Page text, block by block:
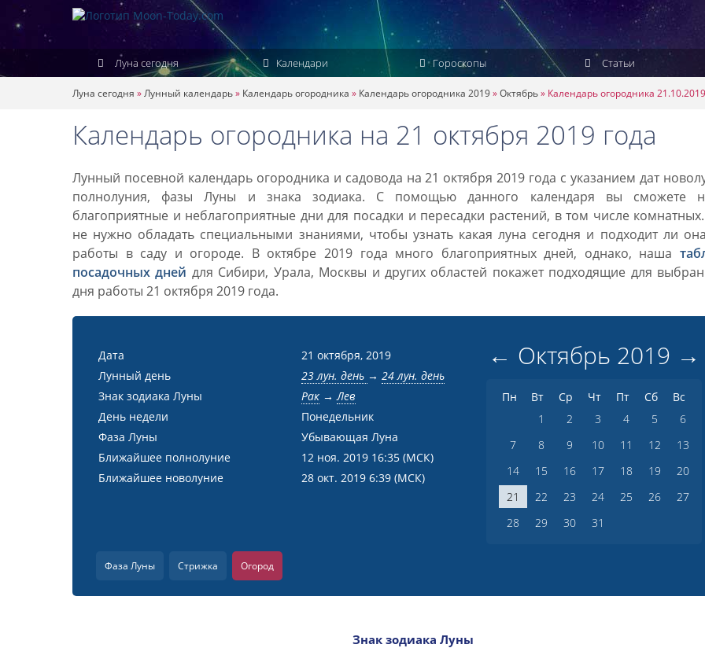
Луна сегодня Календари Гороскопы Статьи
Луна сегодня »Лунный календарь» Календарь огородника » Календарь огородника 2019»Октябрь» Календарь огородника 21.10.2019
Календарь огородника на 21 октября 2019 года
Лунный посевной календарь огородника и садовода на 21 октября 2019 года с указанием дат
полнолуния, фазы Луны и знака зодиака. С помощью данного календаря вы сможете
благоприятные и неблагоприятные дни для посадки и пересадки растений, в том числе
не нужно обладать специальными знаниями, чтобы узнать какая луна сегодня и подходит ли
работы в саду и огороде. В октябре 2019 года много благоприятных дней, однако, наша
посадочных дней для Сибири, Урала, Москвы и других областей покажет подходящие для
дня работы 21 октября 2019 года.
Дата
21 октября, 2019
Лунный день
23 лун. день → 24 лун. день
Знак зодиака Луны
Рак→Лев
День недели
Понедельник
Фаза Луны
Убывающая Луна
Ближайшее полнолуние
12 ноя. 2019 16:35 (МСК)
Ближайшее новолуние
28 окт. 2019 6:39 (МСК)
← Октябрь 2019 →
Пн Вт Ср Чт Пт Сб
Вс
1
2 3 4 5
6
7
8 9 10 11 12
13
14
15 16 17 18 19
20
21
22 23 24 25 26
27
28
29 30 31
Фаза Луны Стрижка Огород
Знак зодиака Луны